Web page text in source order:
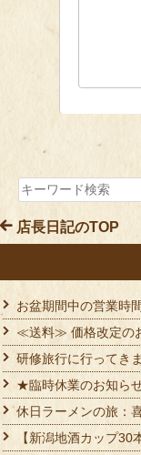
店長日記のTOP
お盆期間中の営業時
≪送料≫ 価格改定の
研修旅行に行ってき
★臨時休業のお知ら
休日ラーメンの旅：
【新潟地酒カップ